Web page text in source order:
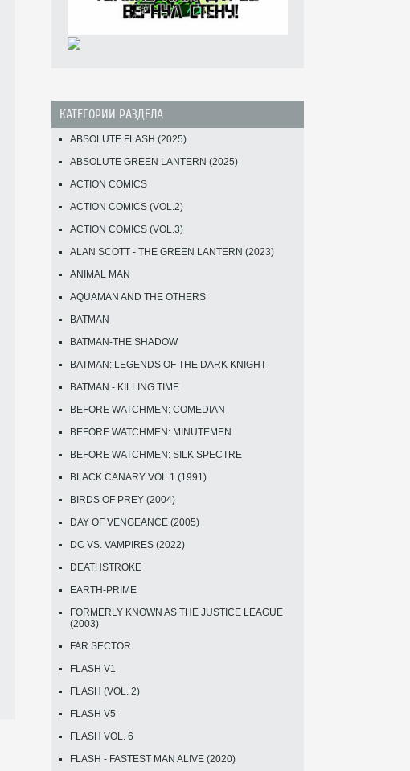
КАТЕГОРИИ РАЗДЕЛА
ABSOLUTE FLASH (2025)
ABSOLUTE GREEN LANTERN (2025)
ACTION COMICS
ACTION COMICS (VOL.2)
ACTION COMICS (VOL.3)
ALAN SCOTT - THE GREEN LANTERN (2023)
ANIMAL MAN
AQUAMAN AND THE OTHERS
BATMAN
BATMAN-THE SHADOW
BATMAN: LEGENDS OF THE DARK KNIGHT
BATMAN - KILLING TIME
BEFORE WATCHMEN: COMEDIAN
BEFORE WATCHMEN: MINUTEMEN
BEFORE WATCHMEN: SILK SPECTRE
BLACK CANARY VOL 1 (1991)
BIRDS OF PREY (2004)
DAY OF VENGEANCE (2005)
DC VS. VAMPIRES (2022)
DEATHSTROKE
EARTH-PRIME
FORMERLY KNOWN AS THE JUSTICE LEAGUE
(2003)
FAR SECTOR
FLASH V1
FLASH (VOL. 2)
FLASH V5
FLASH VOL. 6
FLASH - FASTEST MAN ALIVE (2020)